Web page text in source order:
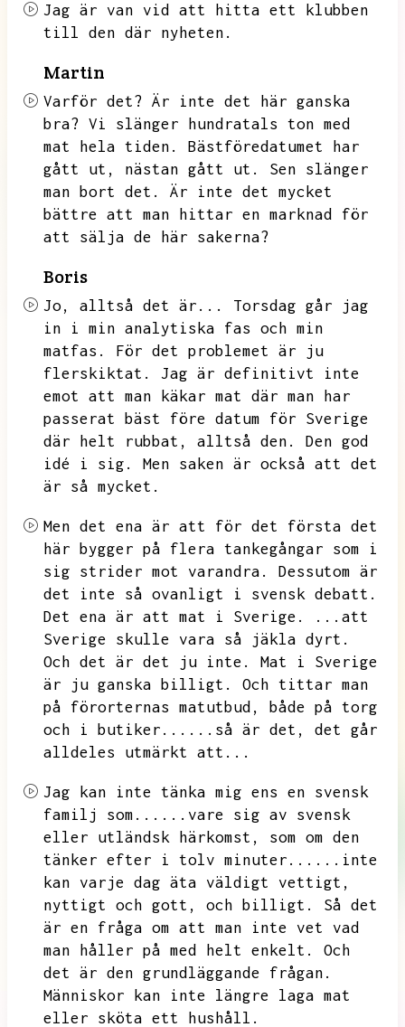
Jag är van vid att hitta ett klubben
till den där nyheten.
Martin
Varför det? Är inte det här ganska
bra? Vi slänger hundratals ton med
mat hela tiden.
Bästföredatumet har
gått ut,
nästan gått ut.
Sen slänger
man bort det.
Är inte det mycket
bättre att man hittar en marknad för
att sälja de här sakerna?
Boris
Jo, alltså det är...
Torsdag går jag
in i min analytiska fas och min
matfas.
För det problemet är ju
flerskiktat.
Jag är definitivt inte
emot att man käkar mat där man har
passerat bäst före datum för Sverige
där helt rubbat,
alltså den.
Den god
idé i sig.
Men saken är också att det
är så mycket.
Men det ena är att för det första det
här bygger på flera tankegångar som i
sig strider mot varandra.
Dessutom är
det inte så ovanligt i svensk debatt.
Det ena är att mat i Sverige.
...att
Sverige skulle vara så jäkla dyrt.
Och det är det ju inte.
Mat i Sverige
är ju ganska billigt.
Och tittar man
på förorternas matutbud,
både på torg
och i butiker......så är det,
det går
alldeles utmärkt att...
Jag kan inte tänka mig ens en svensk
familj som......vare sig av svensk
eller utländsk härkomst,
som om den
tänker efter i tolv minuter......inte
kan varje dag äta väldigt vettigt,
nyttigt och gott,
och billigt.
Så det
är en fråga om att man inte vet vad
man håller på med helt enkelt.
Och
det är den grundläggande frågan.
Människor kan inte längre laga mat
eller sköta ett hushåll.